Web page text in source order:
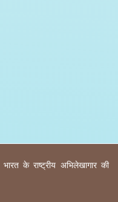
के राष्ट्रीय अभिलेखागार की